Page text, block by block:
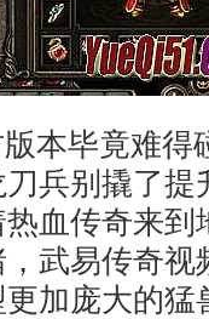
本毕竟难得
兵别撬了提
血传奇来到
武易传奇视
加庞大的猛